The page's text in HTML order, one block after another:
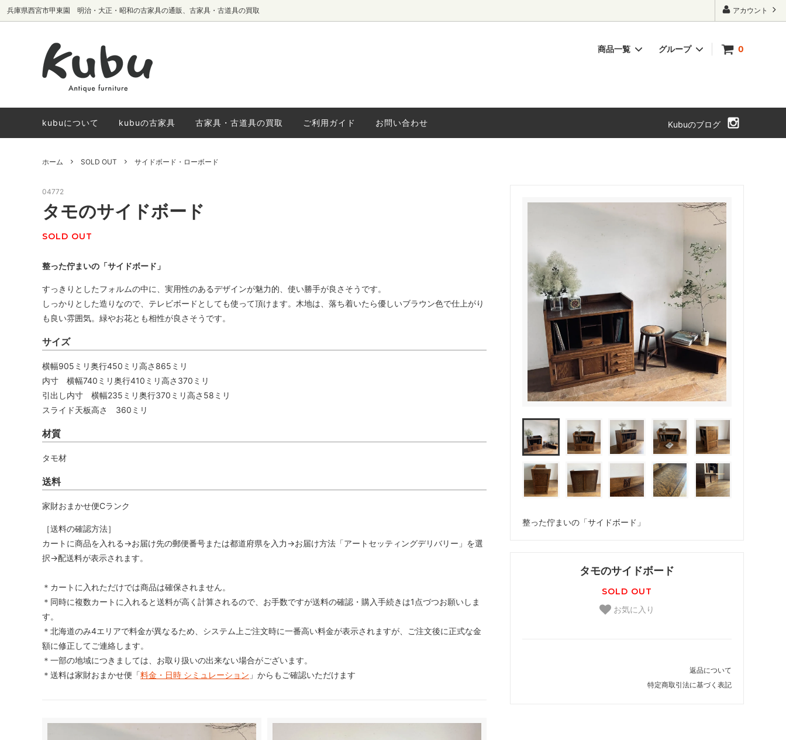
アカウント
兵庫県西宮市甲東園 明治・大正・昭和の古家具の通販、古家具・古道具の買取
0
商品一覧
テーブル・机
棚・本棚
グループ
椅子生地別
kubuについて kubuの古家具 古家具・古道具の買取 ご利用ガイド お問い合わせ Kubuのブログ
ホーム SOLD OUT サイドボード・ローボード
整った佇まいの「サイドボード」
タモのサイドボード
SOLD OUT
お気に入り
返品について
特定商取引法に基づく表記
04772
タモのサイドボード
SOLD OUT
整った佇まいの「サイドボード」
すっきりとしたフォルムの中に、実用性のあるデザインが魅力的、使い勝手が良さそうです。
しっかりとした造りなので、テレビボードとしても使って頂けます。木地は、落ち着いたら優しいブラウン色で仕上がり
も良い雰囲気。緑やお花とも相性が良さそうです。
サイズ
横幅905ミリ奥行450ミリ高さ865ミリ
内寸 横幅740ミリ奥行410ミリ高さ370ミリ
引出し内寸 横幅235ミリ奥行370ミリ高さ58ミリ
スライド天板高さ 360ミリ
材質
タモ材
送料
家財おまかせ便Cランク
［送料の確認方法］
カートに商品を入れる→お届け先の郵便番号または都道府県を入力→お届け方法「アートセッティングデリバリー」を選
択→配送料が表示されます。
＊カートに入れただけでは商品は確保されません。
＊同時に複数カートに入れると送料が高く計算されるので、お手数ですが送料の確認・購入手続きは1点づつお願いしま
す。
＊北海道のみ4エリアで料金が異なるため、システム上ご注文時に一番高い料金が表示されますが、ご注文後に正式な金
額に修正してご連絡します。
＊一部の地域につきましては、お取り扱いの出来ない場合がございます。
＊送料は家財おまかせ便「料金・日時 シミュレーション 」からもご確認いただけます